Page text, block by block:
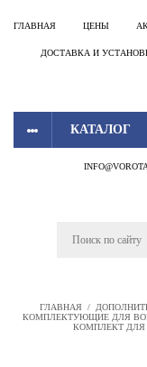
ГЛАВНАЯ ЦЕНЫ
ДОСТАВКА И
КАТАЛОГ
ГЛАВНАЯ /
КОМПЛЕКТУЮЩИЕ ДЛЯ
КОМПЛЕКТ ДЛЯ